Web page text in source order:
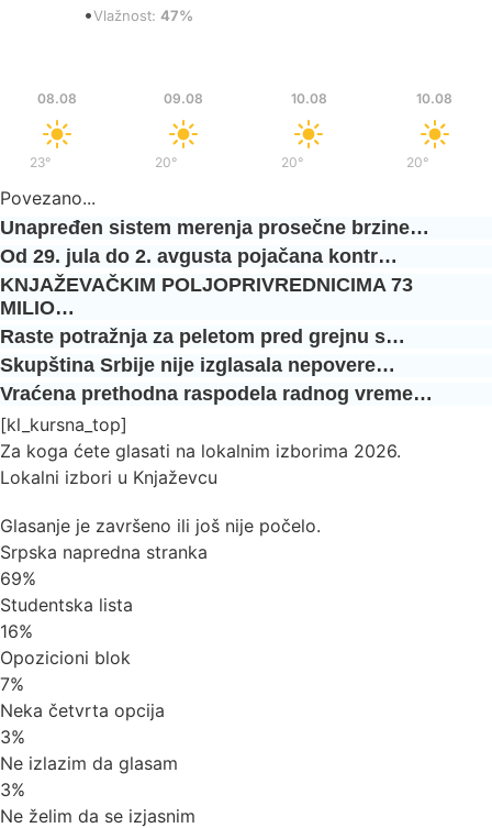
•Vlažnost: 47%
08.08
23°
09.08
20°/
10.08
20°/
10.08
20°
Povezano...
Unapređen sistem merenja prosečne brzine…
Od 29. jula do 2. avgusta pojačana kontr…
KNJAŽEVAČKIM POLJOPRIVREDNICIMA 73
MILIO…
Raste potražnja za peletom pred grejnu s…
Skupština Srbije nije izglasala nepovere…
Vraćena prethodna raspodela radnog vreme…
[kl_kursna_top]
Za koga ćete glasati na lokalnim izborima 2026.
Lokalni izbori u Knjaževcu
Glasanje je završeno ili još nije počelo.
Srpska napredna stranka
69%
Studentska lista
16%
Opozicioni blok
7%
Neka četvrta opcija
3%
Ne izlazim da glasam
3%
Ne želim da se izjasnim